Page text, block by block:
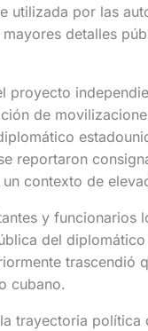
utilizada por las
detalles
proyecto
de
reportaron
contexto de
y
del
trascendió
cubano.
trayectoria